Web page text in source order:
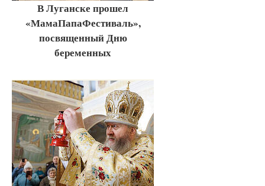
В Луганске прошел
«МамаПапаФестиваль»,
посвященный Дню
беременных